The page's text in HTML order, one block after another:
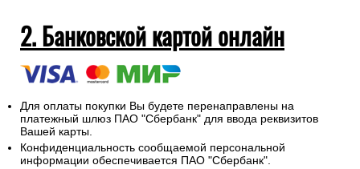
2. Банковской картой онлайн
Для оплаты покупки Вы будете перенаправлены на
платежный шлюз ПАО "Сбербанк" для ввода реквизитов
Вашей карты.
Конфиденциальность сообщаемой персональной
информации обеспечивается ПАО "Сбербанк".